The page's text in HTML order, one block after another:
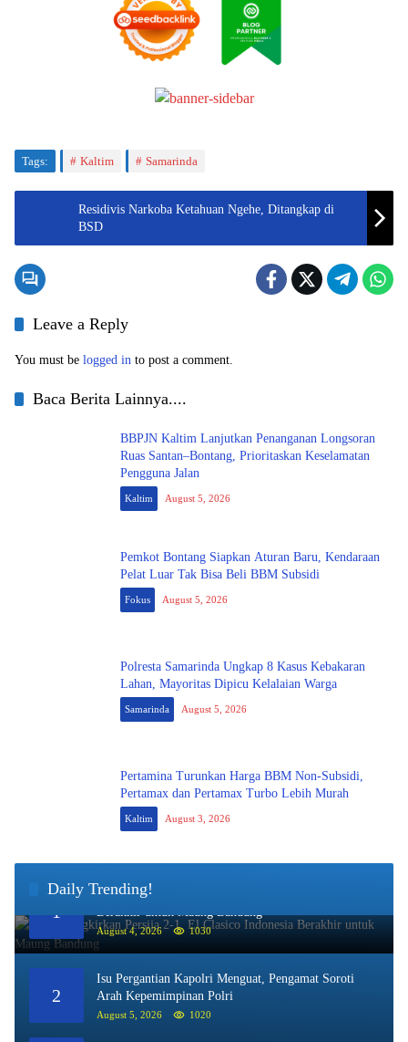
Tags: Kaltim Samarinda
Residivis Narkoba Ketahuan Ngehe, Ditangkap di
BSD
Leave a Reply
You must be logged in to post a comment.
Baca Berita Lainnya....
BBPJN Kaltim Lanjutkan Penanganan Longsoran
Ruas Santan–Bontang, Prioritaskan Keselamatan
Pengguna Jalan
Kaltim August 5, 2026
Pemkot Bontang Siapkan Aturan Baru, Kendaraan
Pelat Luar Tak Bisa Beli BBM Subsidi
Fokus August 5, 2026
Polresta Samarinda Ungkap 8 Kasus Kebakaran
Lahan, Mayoritas Dipicu Kelalaian Warga
Samarinda August 5, 2026
Pertamina Turunkan Harga BBM Non-Subsidi,
Pertamax dan Pertamax Turbo Lebih Murah
Kaltim August 3, 2026
Daily Trending!
1
Persib Singkirkan Persija 2-1, El Clasico Indonesia
August 4, 2026 1030
2
Isu Pergantian Kapolri Menguat, Pengamat Soroti
Arah Kepemimpinan Polri
August 5, 2026 1020